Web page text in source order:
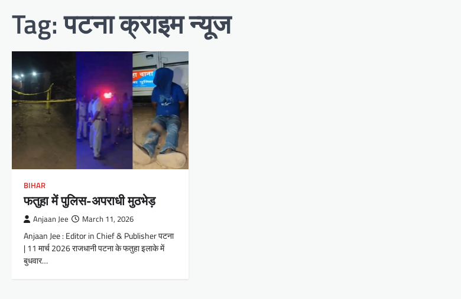
Tag:पटना क्राइम न्यूज
BIHAR
फतुहा में पुलिस-अपराधी मुठभेड़
Anjaan Jee March 11, 2026
Anjaan Jee : Editor in Chief & Publisher पटना
| 11 मार्च 2026 राजधानी पटना के फतुहा इलाके में
बुधवार…